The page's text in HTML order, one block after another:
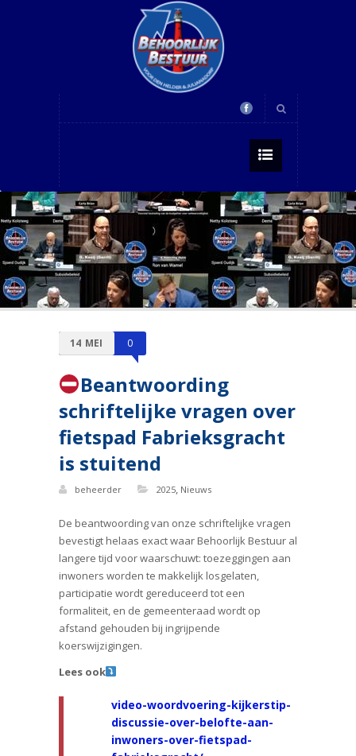
14 MEI 0
Beantwoording
schriftelijke vragen over
fietspad Fabrieksgracht
is stuitend
beheerder 2025, Nieuws
De beantwoording van onze schriftelijke vragen
bevestigt helaas exact waar Behoorlijk Bestuur al
langere tijd voor waarschuwt: toezeggingen aan
inwoners worden te makkelijk losgelaten,
participatie wordt gereduceerd tot een
formaliteit, en de gemeenteraad wordt op
afstand gehouden bij ingrijpende
koerswijzigingen.
Lees ook
video-woordvoering-kijkerstip-
discussie-over-belofte-aan-
inwoners-over-fietspad-